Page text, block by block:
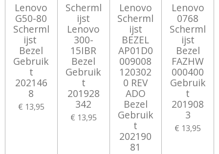
Lenovo
G50-80
Scherml
ijst
Bezel
Gebruik
t
202146
8
€ 13,95
Scherml
ijst
Lenovo
300-
15IBR
Bezel
Gebruik
t
201928
342
€ 13,95
Lenovo
Scherml
ijst
BEZEL
AP01D0
009008
120302
0 REV
ADO
Bezel
Gebruik
t
202190
81
Lenovo
0768
Scherml
ijst
Bezel
FAZHW
000400
Gebruik
t
201908
3
€ 13,95